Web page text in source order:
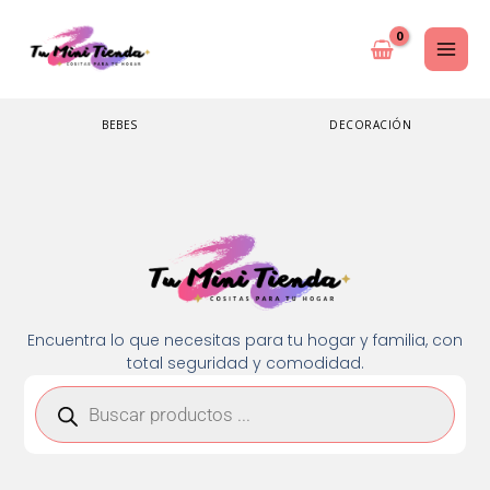
contenido
BEBES DECORACIÓN
Encuentra lo que necesitas para tu hogar y familia, con
total seguridad y comodidad.
Búsqueda
de
productos